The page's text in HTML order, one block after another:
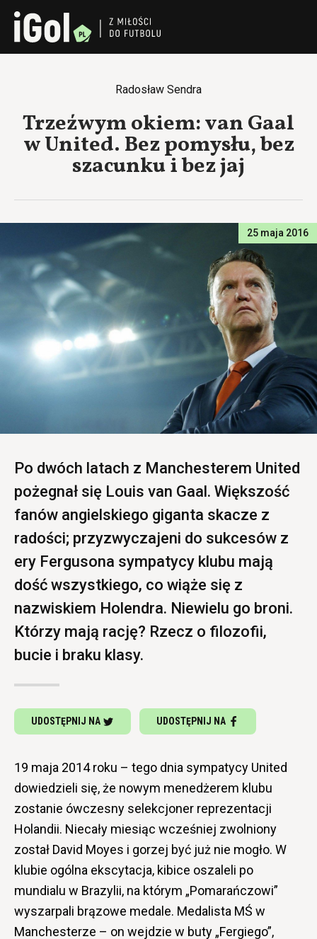
Radosław Sendra
Trzeźwym okiem: van Gaal
w United. Bez pomysłu, bez
szacunku i bez jaj
25 maja 2016
Po dwóch latach z Manchesterem United
pożegnał się Louis van Gaal. Większość
fanów angielskiego giganta skacze z
radości; przyzwyczajeni do sukcesów z
ery Fergusona sympatycy klubu mają
dość wszystkiego, co wiąże się z
nazwiskiem Holendra. Niewielu go broni.
Którzy mają rację? Rzecz o filozofii,
bucie i braku klasy.
UDOSTĘPNIJ NA UDOSTĘPNIJ NA
19 maja 2014 roku – tego dnia sympatycy United
dowiedzieli się, że nowym menedżerem klubu
zostanie ówczesny selekcjoner reprezentacji
Holandii. Niecały miesiąc wcześniej zwolniony
został David Moyes i gorzej być już nie mogło. W
klubie ogólna ekscytacja, kibice oszaleli po
mundialu w Brazylii, na którym „Pomarańczowi”
wyszarpali brązowe medale. Medalista MŚ w
Manchesterze – on wejdzie w buty „Fergiego”,